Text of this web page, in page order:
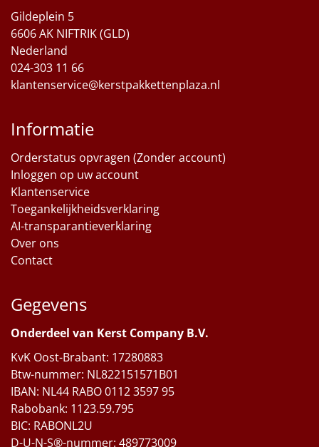
Gildeplein 5
6606 AK NIFTRIK (GLD)
Nederland
024-303 11 66
klantenservice@kerstpakkettenplaza.nl
Informatie
Orderstatus opvragen (Zonder account)
Inloggen op uw account
Klantenservice
Toegankelijkheidsverklaring
AI-transparantieverklaring
Over ons
Contact
Gegevens
Onderdeel van Kerst Company B.V.
KvK Oost-Brabant: 17280883
Btw-nummer: NL822151571B01
IBAN: NL44 RABO 0112 3597 95
Rabobank: 1123.59.795
BIC: RABONL2U
D-U-N-S®-nummer: 489773009